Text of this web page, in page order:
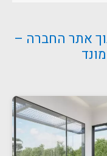
אתר החברה –